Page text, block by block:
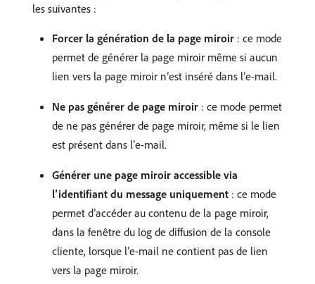
les suivantes :
Forcer la génération de la page miroir : ce mode
permet de générer la page miroir même si aucun
lien vers la page miroir n’est inséré dans l’e-mail.
Ne pas générer de page miroir : ce mode permet
de ne pas générer de page miroir, même si le lien
est présent dans l’e-mail.
Générer une page miroir accessible via
l’identifiant du message uniquement : ce mode
permet d’accéder au contenu de la page miroir,
dans la fenêtre du log de diffusion de la console
cliente, lorsque l’e-mail ne contient pas de lien
vers la page miroir.